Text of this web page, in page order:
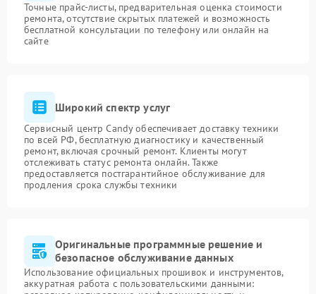
Точные прайс-листы, предварительная оценка стоимости
ремонта, отсутствие скрытых платежей и возможность
бесплатной консультации по телефону или онлайн на
сайте
Широкий спектр услуг
Сервисный центр Candy обеспечивает доставку техники
по всей РФ, бесплатную диагностику и качественный
ремонт, включая срочный ремонт. Клиенты могут
отслеживать статус ремонта онлайн. Также
предоставляется постгарантийное обслуживание для
продления срока службы техники
Оригинальные программные решение и
безопасное обслуживание данных
Использование официальных прошивок и инструментов,
аккуратная работа с пользовательскими данными: